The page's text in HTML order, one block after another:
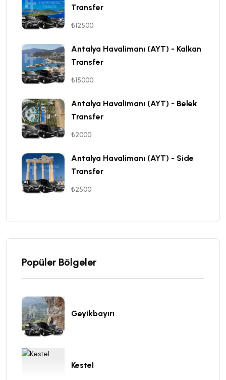
Transfer
₺12500
Antalya Havalimanı (AYT) - Kalkan
Transfer
₺15000
Antalya Havalimanı (AYT) - Belek
Transfer
₺2000
Antalya Havalimanı (AYT) - Side
Transfer
₺2500
Popüler Bölgeler
Geyikbayırı
Kestel